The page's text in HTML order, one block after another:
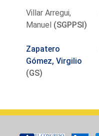
Villar Arregui,
Manuel (SGPPSI)
Zapatero
Gómez, Virgilio
(GS)